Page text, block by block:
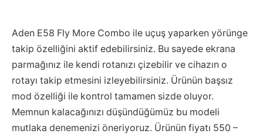
Aden E58 Fly More Combo ile uçuş yaparken yörünge
takip özelliğini aktif edebilirsiniz. Bu sayede ekrana
parmağınız ile kendi rotanızı çizebilir ve cihazın o
rotayı takip etmesini izleyebilirsiniz. Ürünün başsız
mod özelliği ile kontrol tamamen sizde oluyor.
Memnun kalacağınızı düşündüğümüz bu modeli
mutlaka denemenizi öneriyoruz. Ürünün fiyatı 550 –